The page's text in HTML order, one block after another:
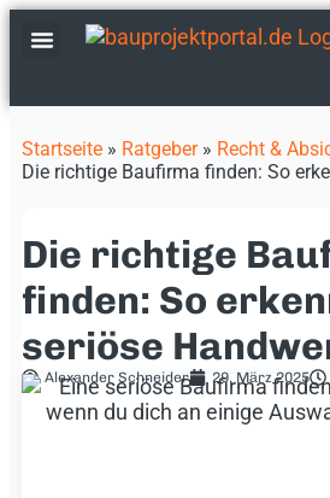
Startseite » Ratgeber» Recht &
Die richtige
finden: So
seriöse
Alexander Schneider 29. März 2025